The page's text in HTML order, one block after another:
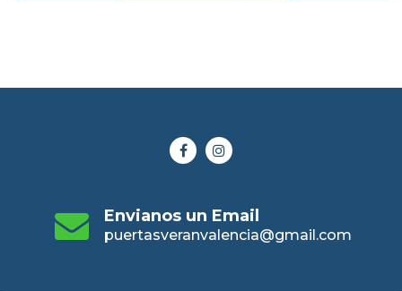
Envianos un Email
puertasveranvalencia@gmail.com